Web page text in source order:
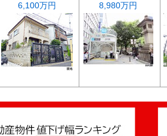
6,100万円
8,980万円